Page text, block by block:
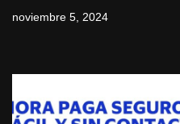
noviembre 5, 2024